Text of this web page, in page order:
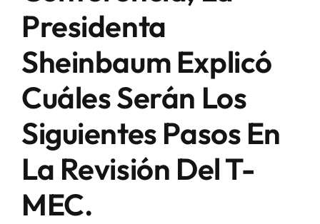
Presidenta
Sheinbaum Explicó
Cuáles Serán Los
Siguientes Pasos En
La Revisión Del T-
MEC.